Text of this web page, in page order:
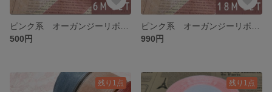
500円
990円
残り1点 残り1点